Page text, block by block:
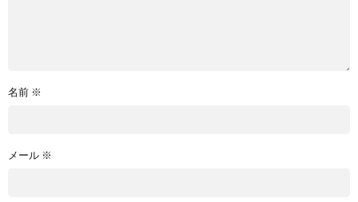
名前 ※
メール ※